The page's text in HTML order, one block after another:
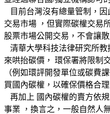
目前台灣沒有總量管制，
交易市場 ，但實際碳權交易
股票市場公開交易，不會讓
清華大學科技法律研究所教
來哄抬碳價， 環保署將限制
（例如環評開發單位或碳費
買國內碳權，以確保價格合理
再加上 國內碳權的賣方依
事業 ，換言之，一般自然人